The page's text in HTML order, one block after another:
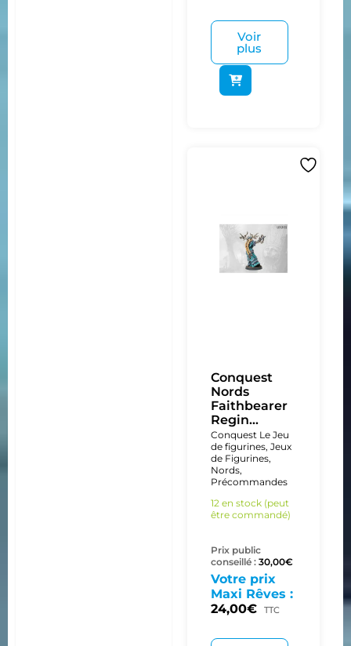
Voir
plus
Conquest
Nords
Faithbearer
Regin...
Conquest Le Jeu
de figurines, Jeux
de Figurines,
Nords,
Précommandes
12 en stock (peut
être commandé)
Prix public
conseillé : 30,00€
Votre prix
Maxi Rêves :
24,00€ TTC